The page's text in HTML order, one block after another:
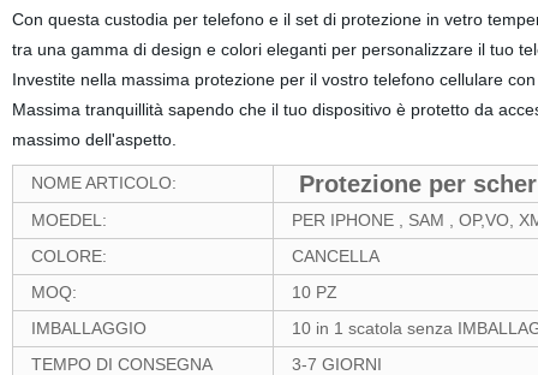
Con questa custodia per telefono e il set di protezione in vetro
tra una gamma di design e colori eleganti per personalizzare il tuo
Investite nella massima protezione per il vostro telefono cellulare
Massima tranquillità sapendo che il tuo dispositivo è protetto da
massimo dell'aspetto.
NOME ARTICOLO: Protezione per
MOEDEL:
PER IPHONE , SAM , OP,VO,
COLORE:
CANCELLA
MOQ:
10 PZ
IMBALLAGGIO
10 in 1 scatola senza
TEMPO DI CONSEGNA
3-7 GIORNI